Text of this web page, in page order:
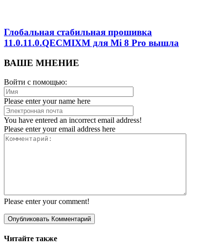
Глобальная стабильная прошивка
11.0.11.0.QECMIXM для Mi 8 Pro вышла
ВАШЕ МНЕНИЕ
Войти с помощью:
Please enter your name here
You have entered an incorrect email address!
Please enter your email address here
Please enter your comment!
Читайте также